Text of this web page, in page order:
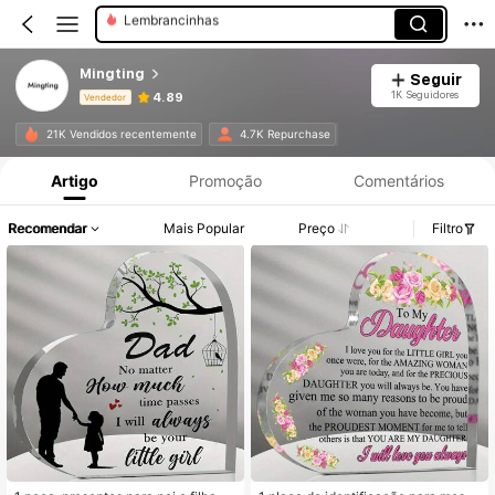
Artesanato Decorativo
Mingting
Vendedor 4.89
Seguir
1K Seguidores
21K Vendidos recentemente 4.7K Repurchase
Informações do Produto: Divulgação de Preço, Vendas e Detalhes de Stock.
Artigo Promoção Comentários
Recomendar Mais Popular Preço Filtro